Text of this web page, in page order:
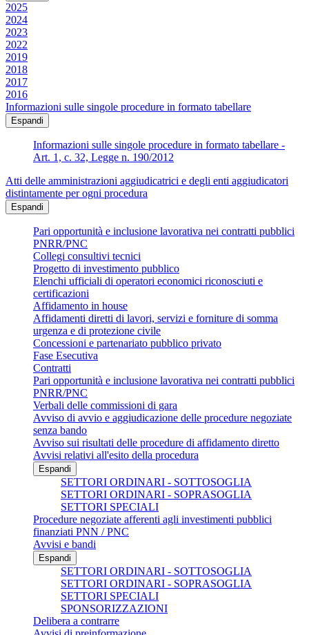
2025
2024
2023
2022
2019
2018
2017
2016
Informazioni sulle singole procedure in formato tabellare
Espandi
Informazioni sulle singole procedure in formato tabellare -
Art. 1, c. 32, Legge n. 190/2012
Atti delle amministrazioni aggiudicatrici e degli enti aggiudicatori
distintamente per ogni procedura
Espandi
Pari opportunità e inclusione lavorativa nei contratti pubblici
PNRR/PNC
Collegi consultivi tecnici
Progetto di investimento pubblico
Elenchi ufficiali di operatori economici riconosciuti e
certificazioni
Affidamento in house
Affidamenti diretti di lavori, servizi e forniture di somma
urgenza e di protezione civile
Concessioni e partenariato pubblico privato
Fase Esecutiva
Contratti
Pari opportunità e inclusione lavorativa nei contratti pubblici
PNRR/PNC
Verbali delle commissioni di gara
Avviso di avvio e aggiudicazione delle procedure negoziate
senza bando
Avviso sui risultati delle procedure di affidamento diretto
Avvisi relativi all'esito della procedura
Espandi
SETTORI ORDINARI - SOTTOSOGLIA
SETTORI ORDINARI - SOPRASOGLIA
SETTORI SPECIALI
Procedure negoziate afferenti agli investimenti pubblici
finanziati PNN / PNC
Avvisi e bandi
Espandi
SETTORI ORDINARI - SOTTOSOGLIA
SETTORI ORDINARI - SOPRASOGLIA
SETTORI SPECIALI
SPONSORIZZAZIONI
Delibera a contrarre